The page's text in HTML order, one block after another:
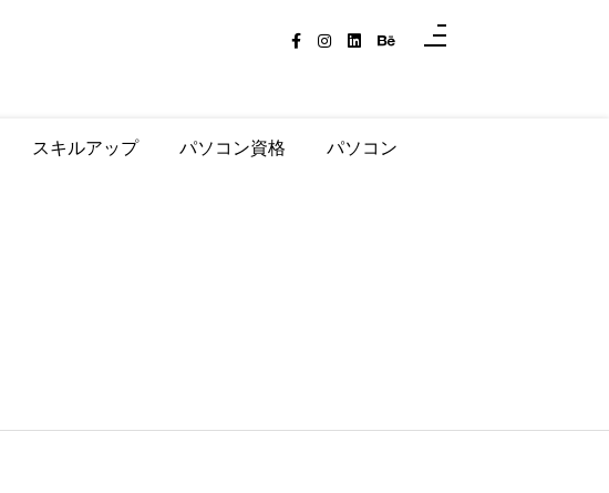
スキルアップ パソコン資格 パソコン